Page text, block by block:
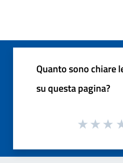
Quanto sono chiare
su questa pagina?